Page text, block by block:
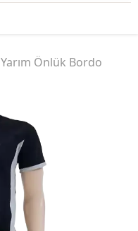
Yarım Önlük Bordo